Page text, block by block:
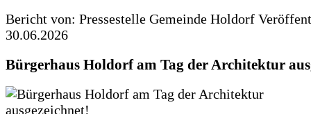
Bericht von: Pressestelle Gemeinde Holdorf
30.06.2026
Bürgerhaus Holdorf am Tag der Architektur